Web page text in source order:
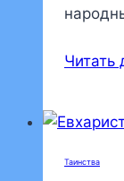
Читать
Таинства